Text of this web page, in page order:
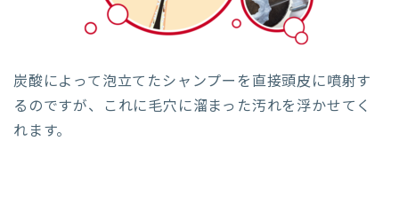
炭酸によって泡立てたシャンプーを直接頭皮に噴射す
るのですが、これに毛穴に溜まった汚れを浮かせてく
れます。